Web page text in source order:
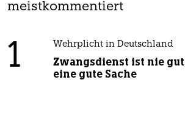
meistkommentiert
1 Wehrplicht in Deutschland
Zwangsdienst ist nie
eine gute Sache